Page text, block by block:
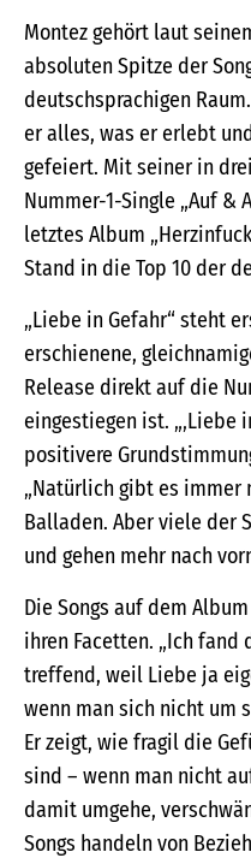
Montez gehört laut
absoluten Spitze der
deutschsprachigen
er alles, was er erlebt
gefeiert. Mit seiner in
Nummer-1-Single „Auf &
letztes Album
Stand in die Top 10 der
„Liebe in Gefahr“ steht
erschienene,
Release direkt auf die
eingestiegen ist. „‚Liebe
positivere
„Natürlich gibt es immer
Balladen. Aber viele der
und gehen mehr nach
Die Songs auf dem
ihren Facetten. „Ich fand
treffend, weil Liebe ja
wenn man sich nicht um
Er zeigt, wie fragil die
sind – wenn man nicht
damit umgehe,
Songs handeln von